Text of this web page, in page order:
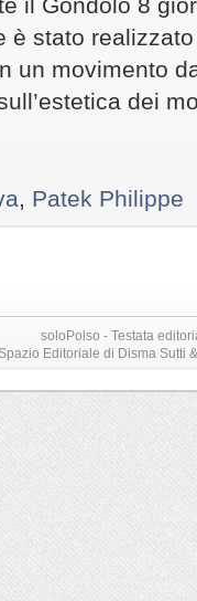
è stato
un movimento
dei
Patek Philippe
soloPolso - Testata
Spazio Editoriale di Disma Sutti